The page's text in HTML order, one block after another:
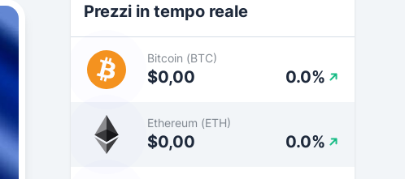
Prezzi in tempo reale
Bitcoin (BTC)
$0,00 0.0%
Ethereum (ETH)
$0,00 0.0%